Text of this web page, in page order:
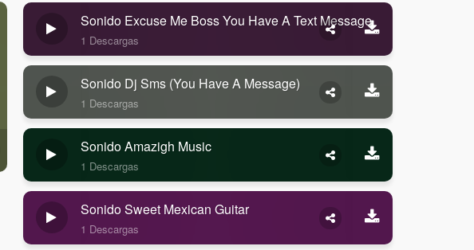
Sonido Excuse Me Boss You Have A Text Message
1 Descargas
Sonido Dj Sms (you Have A Message)
1 Descargas
Sonido Amazigh Music
1 Descargas
Sonido Sweet Mexican Guitar
1 Descargas